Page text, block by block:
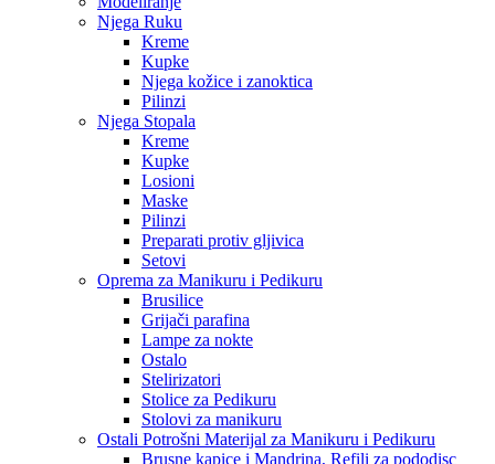
Njega Ruku
Kreme
Kupke
Njega kožice i zanoktica
Pilinzi
Njega Stopala
Kreme
Kupke
Losioni
Maske
Pilinzi
Preparati protiv gljivica
Setovi
Oprema za Manikuru i Pedikuru
Brusilice
Grijači parafina
Lampe za nokte
Ostalo
Stelirizatori
Stolice za Pedikuru
Stolovi za manikuru
Ostali Potrošni Materijal za Manikuru i Pedikuru
Brusne kapice i Mandrina, Refili za pododisc